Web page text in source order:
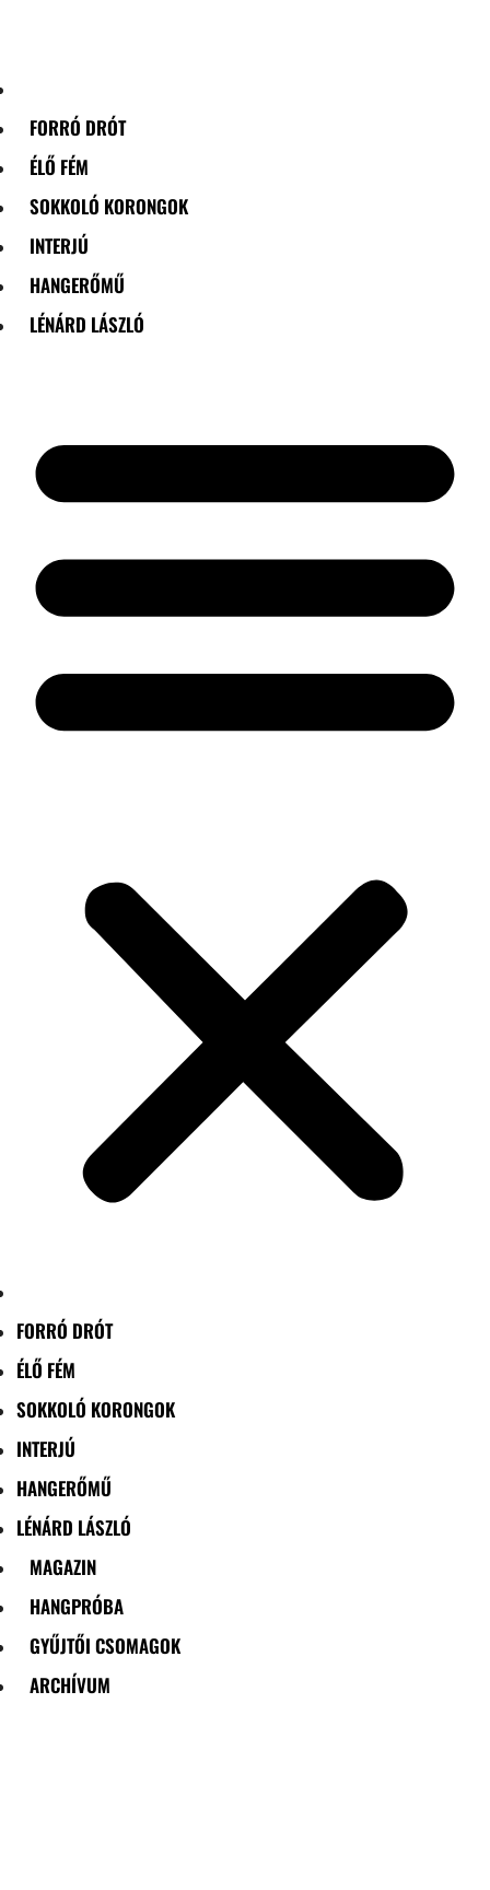
FORRÓ DRÓT
ÉLŐ FÉM
SOKKOLÓ KORONGOK
INTERJÚ
HANGERŐMŰ
LÉNÁRD LÁSZLÓ
FORRÓ DRÓT
ÉLŐ FÉM
SOKKOLÓ KORONGOK
INTERJÚ
HANGERŐMŰ
LÉNÁRD LÁSZLÓ
MAGAZIN
HANGPRÓBA
GYŰJTŐI CSOMAGOK
ARCHÍVUM